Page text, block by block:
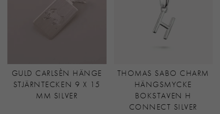
GULD CARLSÈN HÄNGE
STJÄRNTECKEN 9 X 15
MM SILVER
THOMAS SABO CHARM
HÄNGSMYCKE
BOKSTAVEN H
CONNECT SILVER